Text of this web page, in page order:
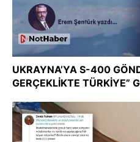
UKRAYNA’YA S-400
GERÇEKLİKTE TÜRKİYE”